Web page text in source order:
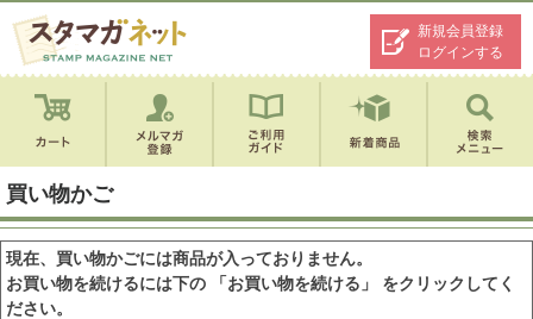
新規会員登録
ログインする
買い物かご
現在、買い物かごには商品が入っておりません。
お買い物を続けるには下の 「お買い物を続ける」 をクリックしてく
ださい。